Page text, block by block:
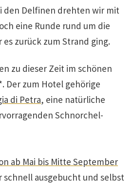
den Delfinen drehten wir mit
eine Runde rund um die
es zurück zum Strand ging.
zu dieser Zeit im schönen
Der zum Hotel gehörige
di Petra, eine natürliche
Schnorchel-
ab Mai bis Mitte September
schnell ausgebucht und selbst